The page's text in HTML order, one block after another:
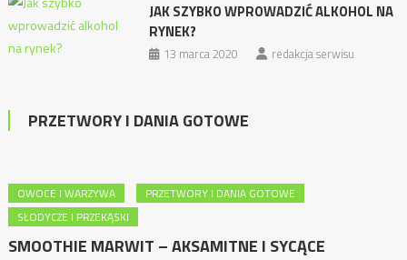
JAK SZYBKO WPROWADZIĆ ALKOHOL NA
RYNEK?
13 marca 2020 redakcja serwisu
PRZETWORY I DANIA GOTOWE
OWOCE I WARZYWA
PRZETWORY I DANIA GOTOWE
SŁODYCZE I PRZEKĄSKI
SMOOTHIE MARWIT – AKSAMITNE I SYCĄCE